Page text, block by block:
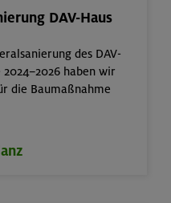
Schinder 1808 m
Aufbaukurs Klettern
DAV-Haus
des DAV-
2024–2026 haben wir
die Baumaßnahme